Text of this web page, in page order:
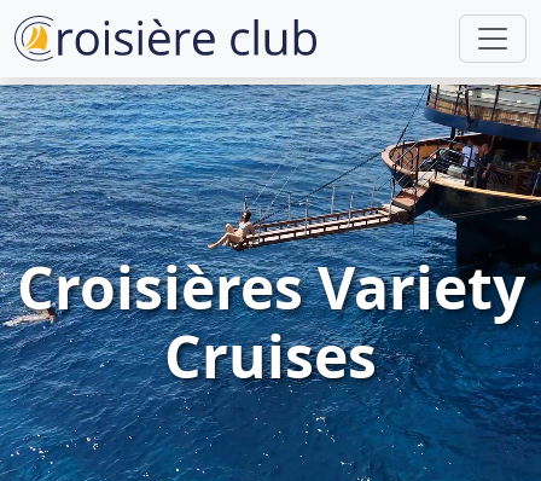
Croisières Variety
Cruises